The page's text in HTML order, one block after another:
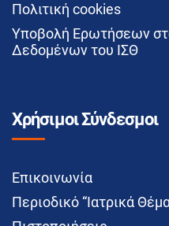
Πολιτική cookies
Υποβολή Ερωτήσεων
Δεδομένων του ΙΣΘ
Χρήσιμοι Σύνδεσμοι
Επικοινωνία
Περιοδικό “Ιατρικά